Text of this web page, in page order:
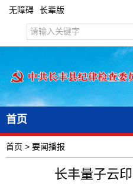
无障碍 长辈版
首页
首页 > 要闻播报
长丰量子云